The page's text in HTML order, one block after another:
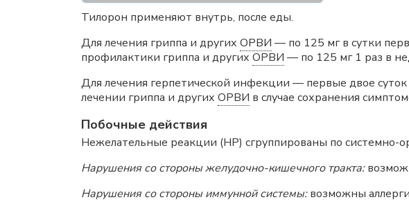
Тилорон применяют внутрь, после еды.
Для лечения гриппа и других ОРВИ — по 125 мг в сутки
профилактики гриппа и других ОРВИ — по 125 мг 1 раз в
Для лечения герпетической инфекции — первые двое
лечении гриппа и других ОРВИ в случае сохранения
Побочные действия
Нежелательные реакции (HP) сгруппированы по системно-
Нарушения со стороны желудочно-кишечного тракта:
Нарушения со стороны иммунной системы:возможны